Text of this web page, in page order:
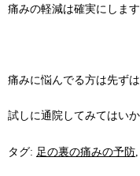
痛みの軽減は確実にします
痛みに悩んでる方は先ず
試しに通院してみてはい
タグ: 足の裏の痛みの予防